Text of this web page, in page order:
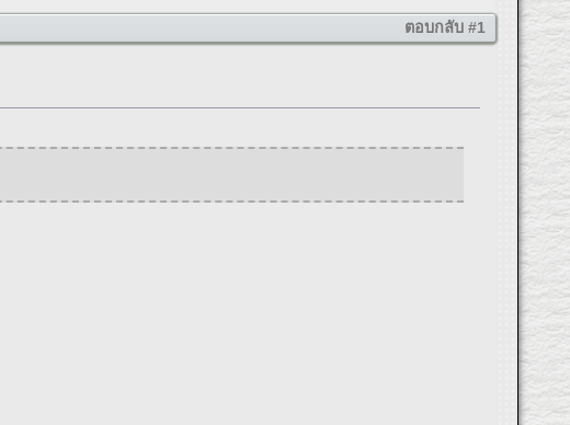
ตอบกลับ #1